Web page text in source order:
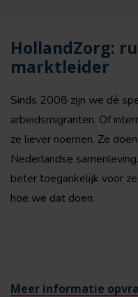
HollandZorg:
marktleider
Sinds 2008 zijn we dé
arbeidsmigranten. Of
ze liever noemen. Ze
Nederlandse
beter toegankelijk voor
hoe we dat doen.
Meer informatie